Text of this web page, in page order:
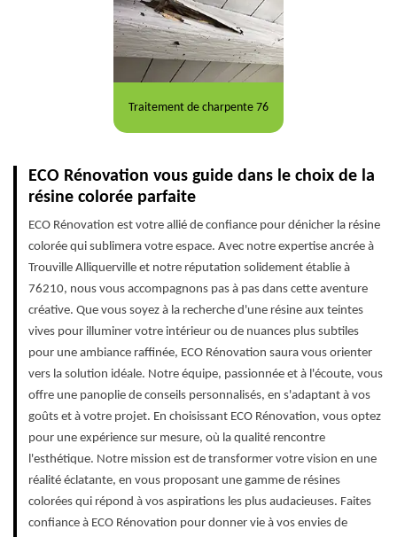
Traitement de charpente 76
ECO Rénovation vous guide dans le choix de la
résine colorée parfaite
ECO Rénovation est votre allié de confiance pour dénicher la résine
colorée qui sublimera votre espace. Avec notre expertise ancrée à
Trouville Alliquerville et notre réputation solidement établie à
76210, nous vous accompagnons pas à pas dans cette aventure
créative. Que vous soyez à la recherche d'une résine aux teintes
vives pour illuminer votre intérieur ou de nuances plus subtiles
pour une ambiance raffinée, ECO Rénovation saura vous orienter
vers la solution idéale. Notre équipe, passionnée et à l'écoute, vous
offre une panoplie de conseils personnalisés, en s'adaptant à vos
goûts et à votre projet. En choisissant ECO Rénovation, vous optez
pour une expérience sur mesure, où la qualité rencontre
l'esthétique. Notre mission est de transformer votre vision en une
réalité éclatante, en vous proposant une gamme de résines
colorées qui répond à vos aspirations les plus audacieuses. Faites
confiance à ECO Rénovation pour donner vie à vos envies de